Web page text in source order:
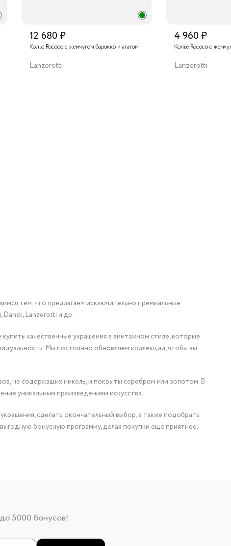
12 680 ₽
Колье Rococo с жемчугом барокко и агатом
Lanzerotti
4 960 ₽
Колье Rococo с
Lanzerotti
тем, что предлагаем исключительно премиальные
Dansk, Lanzerotti и др.
качественные украшения в винтажном стиле, которые
Мы постоянно обновляем коллекции, чтобы вы
не содержащих никель, и покрыты серебром или золотом. В
уникальным произведением искусства.
сделать окончательный выбор, а также подобрать
бонусную программу, делая покупки еще приятнее.
5000 бонусов!